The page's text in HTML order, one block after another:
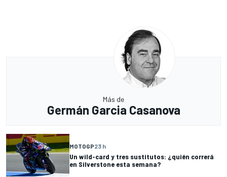
Más de
Germán Garcia Casanova
MOTOGP23 h
Un wild-card y tres sustitutos: ¿quién correrá
en Silverstone esta semana?